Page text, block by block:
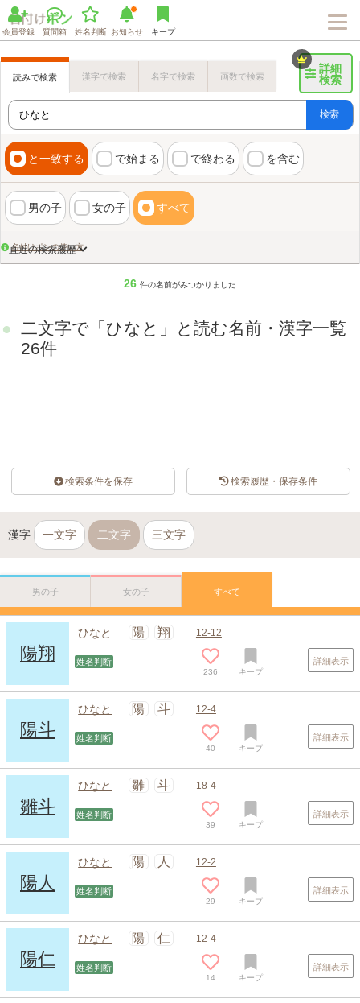
会員登録 質問箱 姓名判断 お知らせ キープ
詳細
検索
読みで検索 漢字で検索 名字で検索 画数で検索
検索
と一致する で始まる で終わる を含む
男の子 女の子 すべて
画数検索のヒント
名付けポンの使い方
直近の検索履歴
26 件の名前がみつかりました
二文字で「ひなと」と読む名前・漢字一覧
26件
検索条件を保存 検索履歴・保存条件
漢字 一文字 二文字 三文字
男の子 女の子 すべて
陽翔
ひなと 陽 翔 12-12
姓名判断
236 キープ
詳細表示
陽斗
ひなと 陽 斗 12-4
姓名判断
40 キープ
詳細表示
雛斗
ひなと 雛 斗 18-4
姓名判断
39 キープ
詳細表示
陽人
ひなと 陽 人 12-2
姓名判断
29 キープ
詳細表示
陽仁
ひなと 陽 仁 12-4
姓名判断
14 キープ
詳細表示